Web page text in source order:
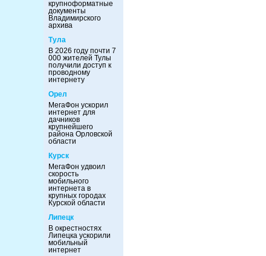
крупноформатные
документы
Владимирского
архива
Тула
В 2026 году почти 7
000 жителей Тулы
получили доступ к
проводному
интернету
Орел
МегаФон ускорил
интернет для
дачников
крупнейшего
района Орловской
области
Курск
МегаФон удвоил
скорость
мобильного
интернета в
крупных городах
Курской области
Липецк
В окрестностях
Липецка ускорили
мобильный
интернет